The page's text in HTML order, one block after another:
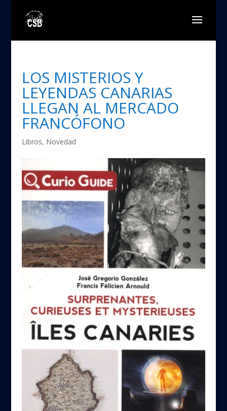
LOS MISTERIOS Y
LEYENDAS CANARIAS
LLEGAN AL MERCADO
FRANCÓFONO
Libros, Novedad